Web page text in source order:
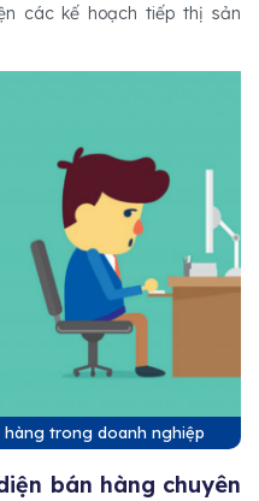
các kế hoạch tiếp thị sản
hàng trong doanh nghiệp
bán hàng chuyên